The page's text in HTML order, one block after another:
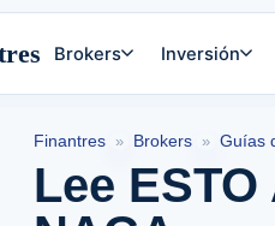
Brokers Inversión
Finantres » Brokers » Guías
Lee